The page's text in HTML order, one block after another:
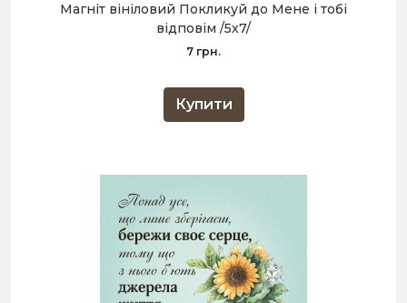
Магніт вініловий Покликуй до Мене і тобі
відповім /5х7/
7 грн.
Купити